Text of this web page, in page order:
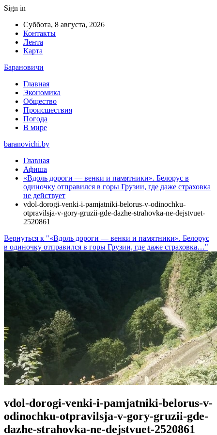
Sign in
Суббота, 8 августа, 2026
Контакты
Лента
Карта
Барановичи
Главная
Экономика
Общество
Происшествия
Погода
В мире
baranovichi.by
Главная
Афиша
«Вдоль дороги — венки и памятники». Белорус в
одиночку отправился в горы Грузии, где даже страховка
не действует
vdol-dorogi-venki-i-pamjatniki-belorus-v-odinochku-
otpravilsja-v-gory-gruzii-gde-dazhe-strahovka-ne-dejstvuet-
2520861
Вернуться к "«Вдоль дороги — венки и памятники». Белорус
в одиночку отправился в горы Грузии, где даже страховка…"
vdol-dorogi-venki-i-pamjatniki-belorus-v-
odinochku-otpravilsja-v-gory-gruzii-gde-
dazhe-strahovka-ne-dejstvuet-2520861